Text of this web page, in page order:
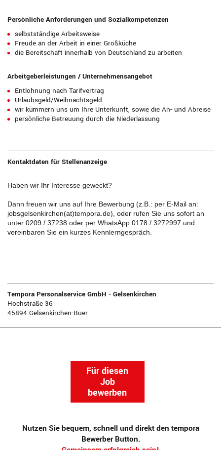
Persönliche Anforderungen und Sozialkompetenzen
selbstständige Arbeitsweise
Freude an der Arbeit in einer Großküche
die Bereitschaft innerhalb von Deutschland zu arbeiten
Arbeitgeberleistungen / Unternehmensangebot
Entlohnung nach Tarifvertrag
Urlaubsgeld/Weihnachtsgeld
wir kümmern uns um Ihre Unterkunft, sowie die An- und Abreise
persönliche Betreuung durch die Niederlassung
Kontaktdaten für Stellenanzeige
Haben wir Ihr Interesse geweckt?
Dann freuen wir uns auf Ihre Bewerbung (z.B.: per E-Mail an:
jobsgelsenkirchen(at)tempora.de), oder rufen Sie uns sofort an
unter 0209 / 37238 oder per WhatsApp 0178 / 3272997 und
vereinbaren Sie ein kurzes Kennlerngespräch.
Tempora Personalservice GmbH - Gelsenkirchen
Hochstraße 36
45894 Gelsenkirchen-Buer
Für diesen
Job
bewerben
Nutzen Sie bequem, schnell und direkt den tempora
Bewerber Button.